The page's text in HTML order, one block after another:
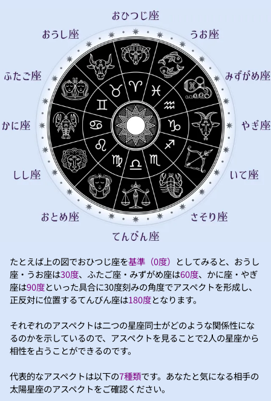
たとえば上の図でおひつじ座を基準（0度） としてみると、おうし
座・うお座は30度、ふたご座・みずがめ座は60度、かに座・やぎ
座は90度といった具合に30度刻みの角度でアスペクトを形成し、
正反対に位置するてんびん座は180度となります。
それぞれのアスペクトは二つの星座同士がどのような関係性にな
るのかを示しているので、アスペクトを見ることで2人の星座から
相性を占うことができるのです。
代表的なアスペクトは以下の7種類です。あなたと気になる相手の
太陽星座のアスペクトをご確認ください。